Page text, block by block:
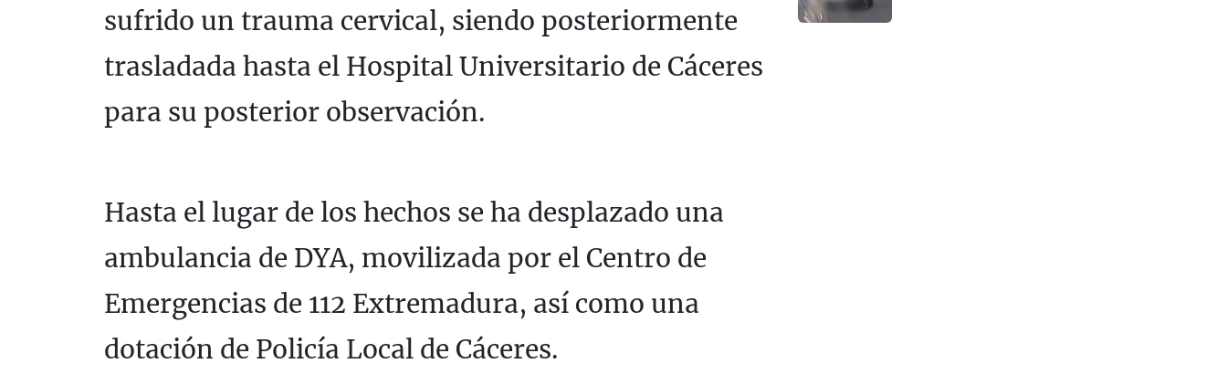
sufrido un trauma cervical, siendo posteriormente
trasladada hasta el Hospital Universitario de Cáceres
para su posterior observación.
Hasta el lugar de los hechos se ha desplazado una
ambulancia de DYA, movilizada por el Centro de
Emergencias de 112 Extremadura, así como una
dotación de Policía Local de Cáceres.